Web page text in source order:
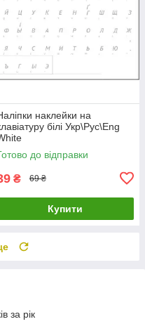
наклейки на
білі Укр\Рус\Eng
до відправки
₴ 69 ₴
Купити
за рік